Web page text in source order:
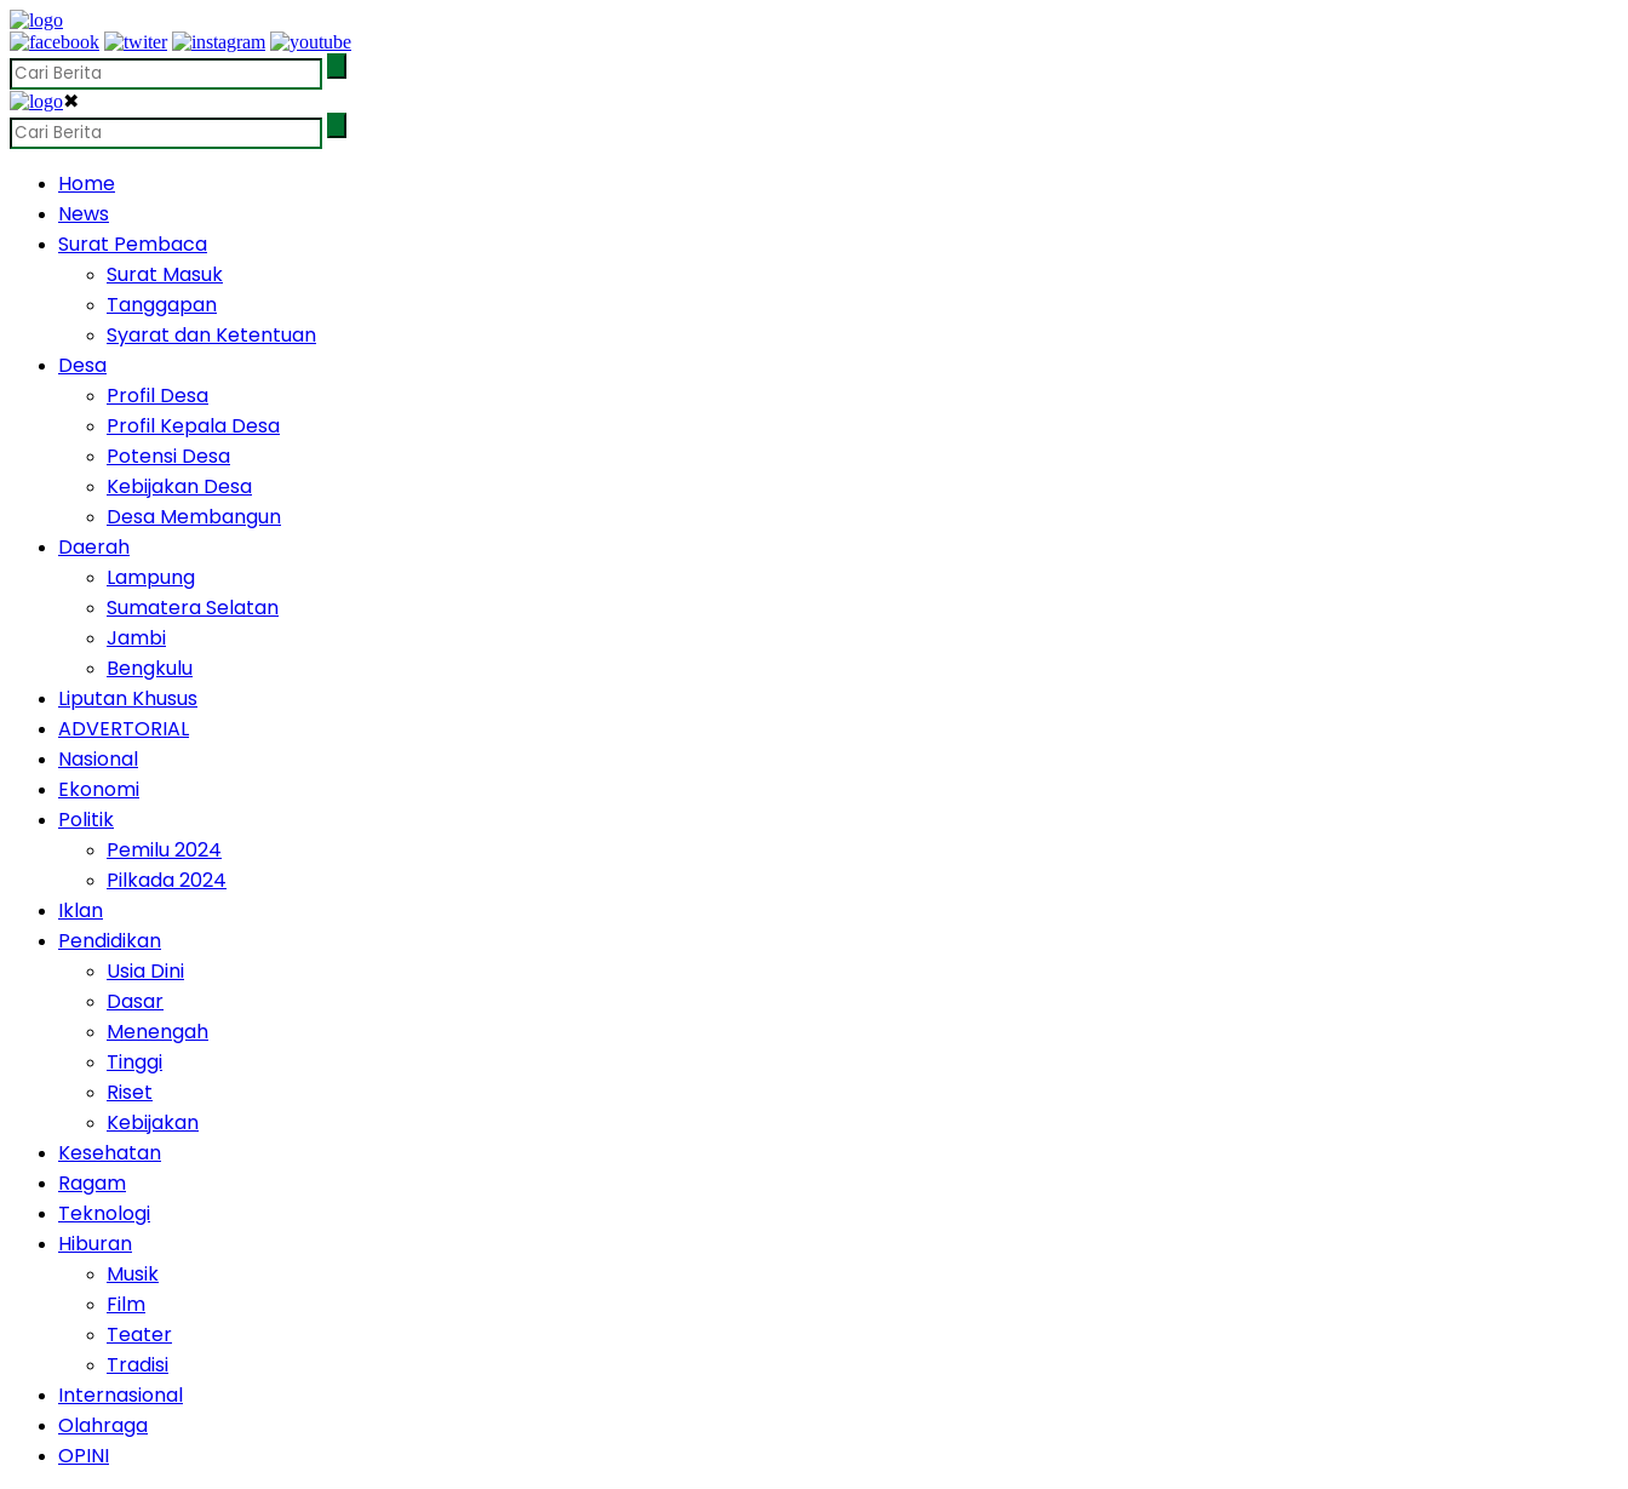
✖
Home
News
Surat Pembaca
Surat Masuk
Tanggapan
Syarat dan Ketentuan
Desa
Profil Desa
Profil Kepala Desa
Potensi Desa
Kebijakan Desa
Desa Membangun
Daerah
Lampung
Sumatera Selatan
Jambi
Bengkulu
Liputan Khusus
ADVERTORIAL
Nasional
Ekonomi
Politik
Pemilu 2024
Pilkada 2024
Iklan
Pendidikan
Usia Dini
Dasar
Menengah
Tinggi
Riset
Kebijakan
Kesehatan
Ragam
Teknologi
Hiburan
Musik
Film
Teater
Tradisi
Internasional
Olahraga
OPINI